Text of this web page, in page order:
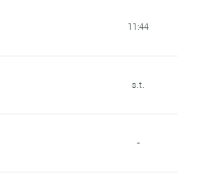
11:44
s.t.
-